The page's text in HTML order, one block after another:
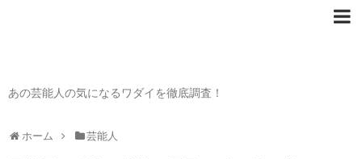
あの芸能人の気になるワダイを徹底調査！
ホーム 芸能人